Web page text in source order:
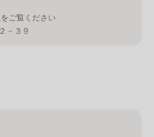
ご覧ください
－３９